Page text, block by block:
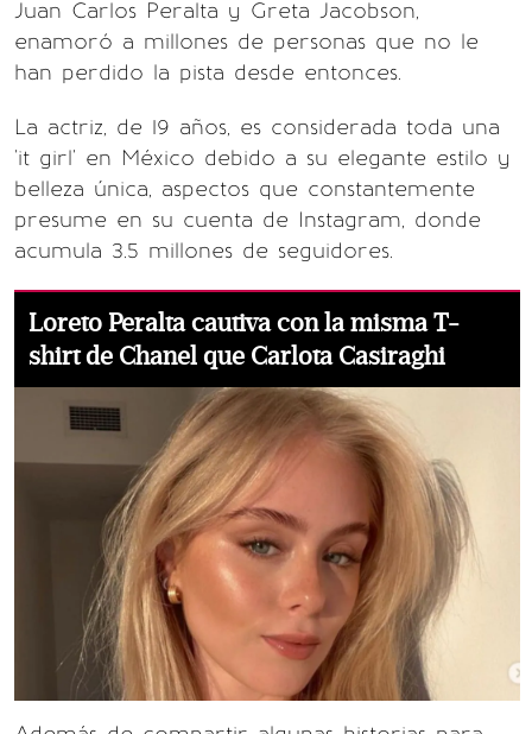
Juan Carlos Peralta y Greta Jacobson,
enamoró a millones de personas que no le
han perdido la pista desde entonces.
La actriz, de 19 años, es considerada toda una
'it girl' en México debido a su elegante estilo y
belleza única, aspectos que constantemente
presume en su cuenta de Instagram, donde
acumula 3.5 millones de seguidores.
Loreto Peralta cautiva con la misma T-
shirt de Chanel que Carlota Casiraghi